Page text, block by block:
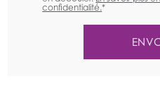
confidentialité.*